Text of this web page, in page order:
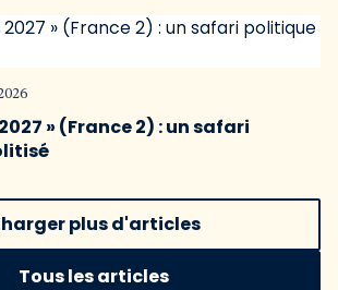
» (France 2) : un safari
plus d'articles
Tous les articles